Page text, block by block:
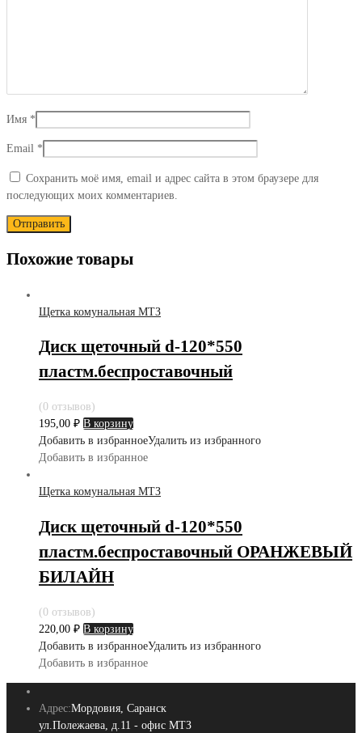
Имя *
Email *
Сохранить моё имя, email и адрес сайта в этом браузере для
последующих моих комментариев.
Похожие товары
Щетка комунальная МТЗ
Диск щеточный d-120*550
пластм.беспроставочный
(0 отзывов)
195,00 ₽ В корзину
Добавить в избранноеУдалить из избранного
Добавить в избранное
Щетка комунальная МТЗ
Диск щеточный d-120*550
пластм.беспроставочный ОРАНЖЕВЫЙ
БИЛАЙН
(0 отзывов)
220,00 ₽ В корзину
Добавить в избранноеУдалить из избранного
Добавить в избранное
Адрес:Мордовия, Саранск
ул.Полежаева, д.11 - офис МТЗ